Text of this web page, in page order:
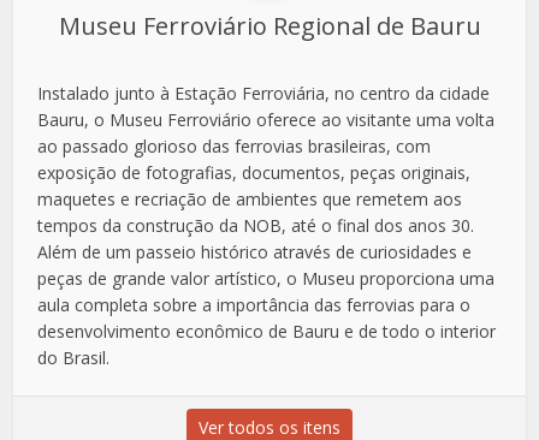
Museu Ferroviário Regional de Bauru
Instalado junto à Estação Ferroviária, no centro da cidade
Bauru, o Museu Ferroviário oferece ao visitante uma volta
ao passado glorioso das ferrovias brasileiras, com
exposição de fotografias, documentos, peças originais,
maquetes e recriação de ambientes que remetem aos
tempos da construção da NOB, até o final dos anos 30.
Além de um passeio histórico através de curiosidades e
peças de grande valor artístico, o Museu proporciona uma
aula completa sobre a importância das ferrovias para o
desenvolvimento econômico de Bauru e de todo o interior
do Brasil.
Ver todos os itens